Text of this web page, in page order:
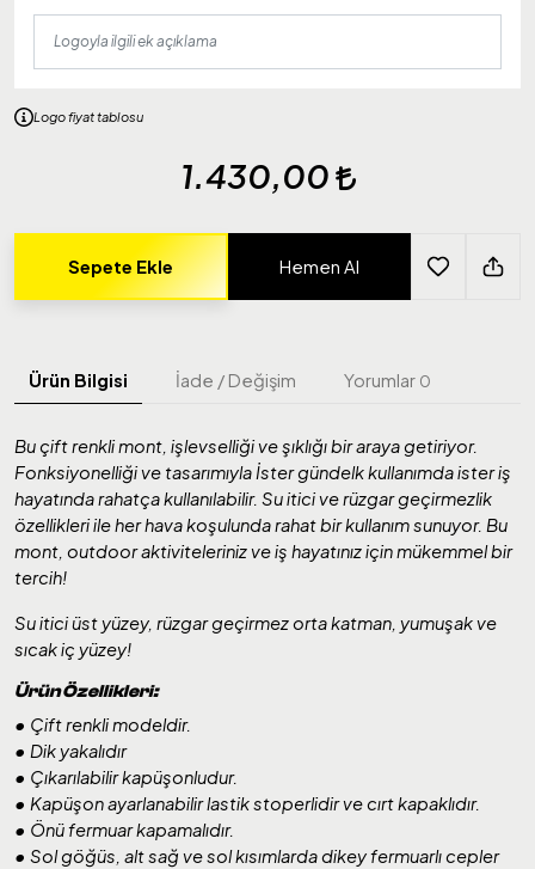
Logo fiyat tablosu
1.430,00
Sepete Ekle Hemen Al
Ürün Bilgisi İade / Değişim Yorumlar 0
Bu çift renkli mont, işlevselliği ve şıklığı bir araya getiriyor.
Fonksiyonelliği ve tasarımıyla İster gündelk kullanımda ister iş
hayatında rahatça kullanılabilir. Su itici ve rüzgar geçirmezlik
özellikleri ile her hava koşulunda rahat bir kullanım sunuyor. Bu
mont, outdoor aktiviteleriniz ve iş hayatınız için mükemmel bir
tercih!
Su itici üst yüzey, rüzgar geçirmez orta katman, yumuşak ve
sıcak iç yüzey!
Ürün Özellikleri:
• Çift renkli modeldir.
• Dik yakalıdır
• Çıkarılabilir kapüşonludur.
• Kapüşon ayarlanabilir lastik stoperlidir ve cırt kapaklıdır.
• Önü fermuar kapamalıdır.
• Sol göğüs, alt sağ ve sol kısımlarda dikey fermuarlı cepler